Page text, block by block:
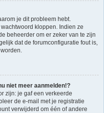
je dit probleem hebt.
kloppen. Indien ze
beheerder om er zeker van te zijn
dat de forumconfiguratie fout is,
niet meer aanmelden!?
zijn: je gaf een verkeerde
de e-mail met je registratie
verwijderd om één of andere